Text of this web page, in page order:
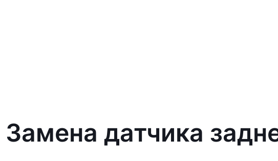
датчика